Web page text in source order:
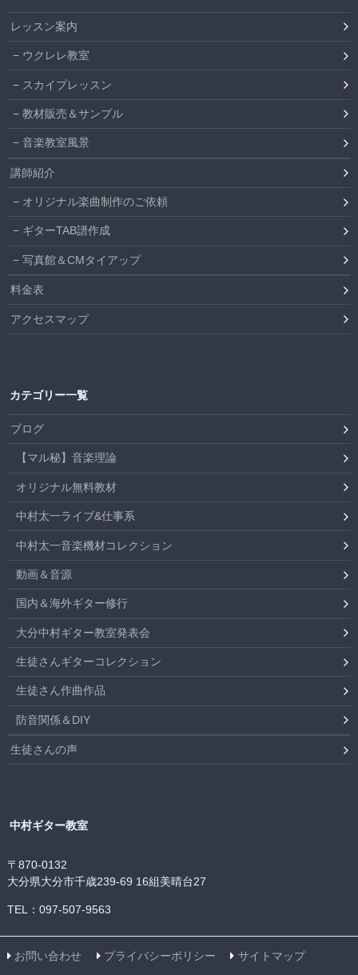
レッスン案内
ウクレレ教室
スカイプレッスン
教材販売＆サンプル
音楽教室風景
講師紹介
オリジナル楽曲制作のご依頼
ギターTAB譜作成
写真館＆CMタイアップ
料金表
アクセスマップ
カテゴリー一覧
ブログ
【マル秘】音楽理論
オリジナル無料教材
中村太一ライブ&仕事系
中村太一音楽機材コレクション
動画＆音源
国内＆海外ギター修行
大分中村ギター教室発表会
生徒さんギターコレクション
生徒さん作曲作品
防音関係＆DIY
生徒さんの声
中村ギター教室
〒870-0132
大分県大分市千歳239-69 16組美晴台27
TEL：097-507-9563
お問い合わせ プライバシーポリシー サイトマップ